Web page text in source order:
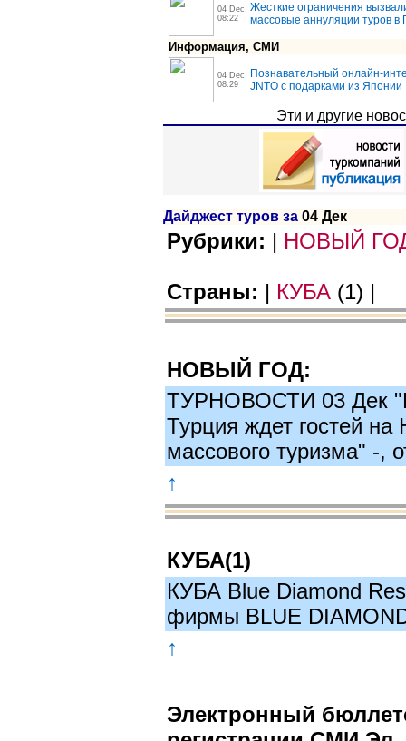
04 Dec
08:22
Жесткие ограничения
массовые аннуляции туров в
Информация, СМИ
04 Dec
08:29
Познавательный онлайн-
JNTO с подарками из Японии
Эти и другие
Дайджест туров за 04 Дек
Рубрики: | НОВЫЙ
Страны: | КУБА (1) |
НОВЫЙ ГОД:
ТУРНОВОСТИ 03 Дек
Турция ждет гостей на
массового туризма"
↑
КУБА(1)
КУБА Blue Diamond
фирмы BLUE
↑
Электронный